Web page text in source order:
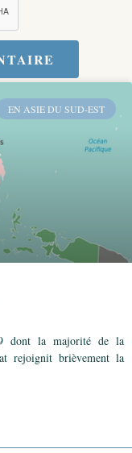
EN ASIE DU SUD-EST
dont la majorité de la
rejoignit brièvement la